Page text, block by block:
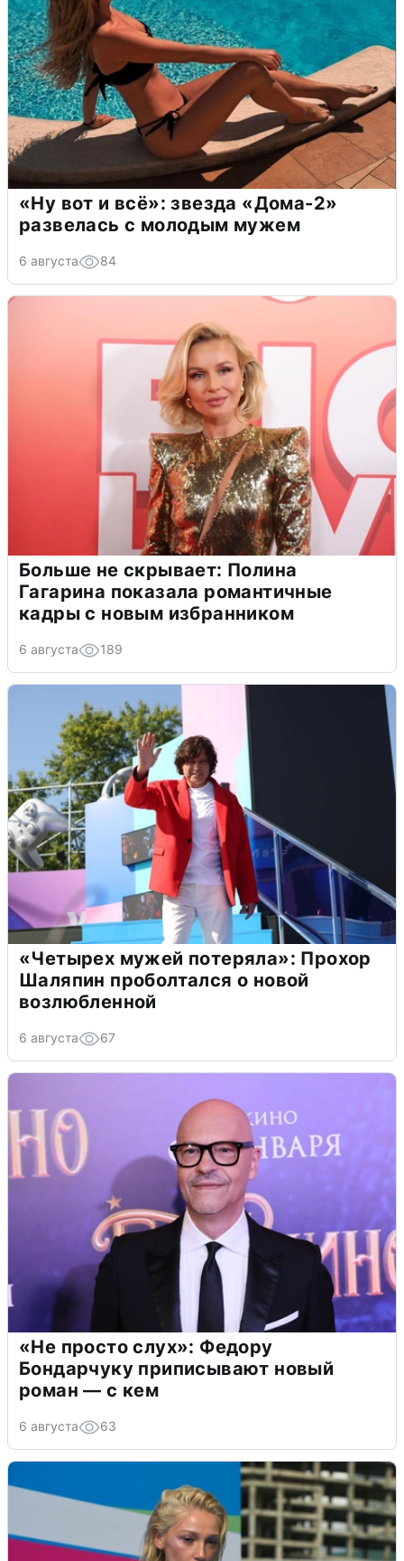
«Ну вот и всё»: звезда «Дома-2»
развелась с молодым мужем
6 августа 84
Больше не скрывает: Полина
Гагарина показала романтичные
кадры с новым избранником
6 августа 189
«Четырех мужей потеряла»: Прохор
Шаляпин проболтался о новой
возлюбленной
6 августа 67
«Не просто слух»: Федору
Бондарчуку приписывают новый
роман — с кем
6 августа 63